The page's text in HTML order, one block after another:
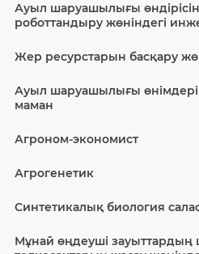
Ауыл шаруашылығы
роботтандыру жөніндегі
Жер ресурстарын басқару
Ауыл шаруашылығы
маман
Агроном-экономист
Агрогенетик
Синтетикалық биология
Мұнай өңдеуші